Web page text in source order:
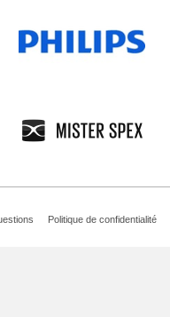
Politique de confidentialité